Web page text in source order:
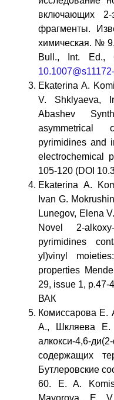
включающих 2-
фрагменты.
химическая. №
Bull., Int. Ed.,
Ekaterina A.
V. Shklyaeva,
Abashev
asymmetrical
pyrimidines and
electrochemical
105-120 (DOI
Ekaterina A.
Ivan G.
Lunegov, Elena
Novel 2-
pyrimidines
yl)vinyl
properties
29, issue 1, p.47-
ВАК
Комиссарова Е.
А., Шкляева
алкокси-4,6-
содержащих
Бутлеровские
60. E. A.
Mayorova, E.